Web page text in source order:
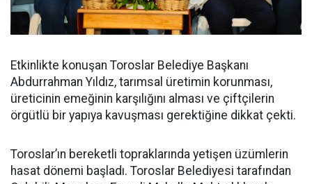
Etkinlikte konuşan Toroslar Belediye Başkanı
Abdurrahman Yıldız, tarımsal üretimin korunması,
üreticinin emeğinin karşılığını alması ve çiftçilerin
örgütlü bir yapıya kavuşması gerektiğine dikkat çekti.
Toroslar’ın bereketli topraklarında yetişen üzümlerin
hasat dönemi başladı. Toroslar Belediyesi tarafından